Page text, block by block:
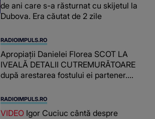
de ani care s-a răsturnat cu skijetul la
Dubova. Era căutat de 2 zile
RADIOIMPULS.RO
Apropiații Danielei Florea SCOT LA
IVEALĂ DETALII CUTREMURĂTOARE
după arestarea fostului ei partener.
românca ucisă în Italia și ascunsă în
lada unui pat: " Îmi pare rău că nu am
reușit să fac mai mult pentru ea și..."
RADIOIMPULS.RO
VIDEO Igor Cuciuc cântă despre